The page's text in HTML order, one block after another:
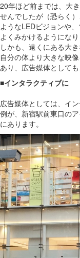
20年ほど前までは、大
せんでしたが（恐らく
ようなLEDビジョンや
よくみかけるようになり
しかも、遠くにある大
自分の体より大きな映
あり、広告媒体として
■インタラクティブに
広告媒体としては、イ
例が、新宿駅前東口の
にあります。